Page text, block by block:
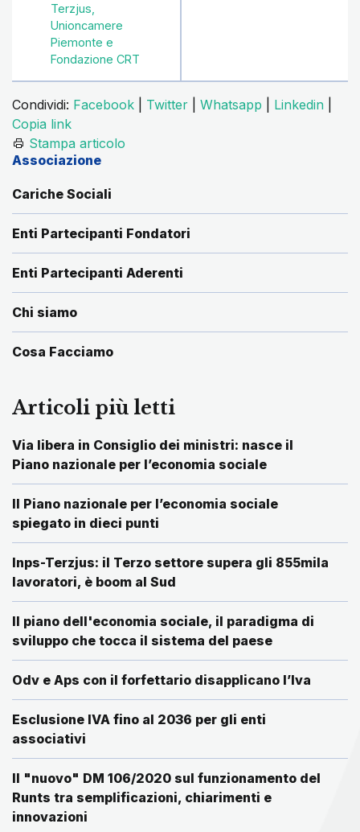
Terzjus,
Unioncamere
Piemonte e
Fondazione CRT
Condividi: Facebook Twitter Whatsapp Linkedin
Copia link
Stampa articolo
Associazione
Cariche Sociali
Enti Partecipanti Fondatori
Enti Partecipanti Aderenti
Chi siamo
Cosa Facciamo
Articoli più letti
Via libera in Consiglio dei ministri: nasce il
Piano nazionale per l’economia sociale
Il Piano nazionale per l’economia sociale
spiegato in dieci punti
Inps-Terzjus: il Terzo settore supera gli 855mila
lavoratori, è boom al Sud
Il piano dell'economia sociale, il paradigma di
sviluppo che tocca il sistema del paese
Odv e Aps con il forfettario disapplicano l’Iva
Esclusione IVA fino al 2036 per gli enti
associativi
Il "nuovo" DM 106/2020 sul funzionamento del
Runts tra semplificazioni, chiarimenti e
innovazioni